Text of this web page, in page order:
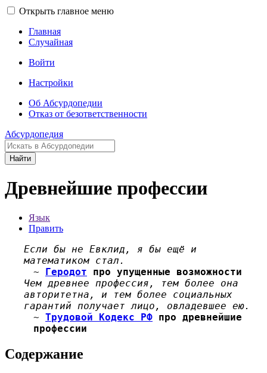
Открыть главное меню
Главная
Случайная
Войти
Настройки
Об Абсурдопедии
Отказ от безответственности
Абсурдопедия
Найти
Древнейшие профессии
Язык
Править
Если бы не Евклид, я бы ещё и
математиком стал.
~ Геродот про упущенные возможности
Чем древнее профессия, тем более она
авторитетна, и тем более социальных
гарантий получает лицо, овладевшее ею.
~ Трудовой Кодекс РФ про древнейшие
профессии
Содержание